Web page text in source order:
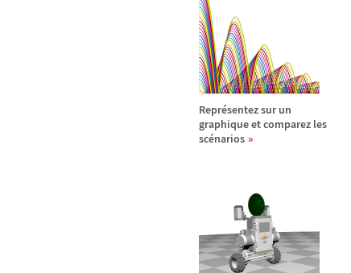
Représentez sur un
graphique et comparez les
scénarios